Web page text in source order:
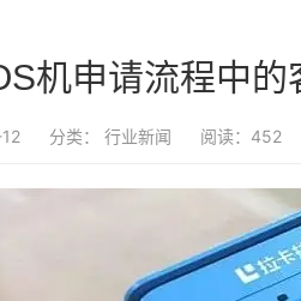
机申请流程中的
分类： 行业新闻 阅读：452